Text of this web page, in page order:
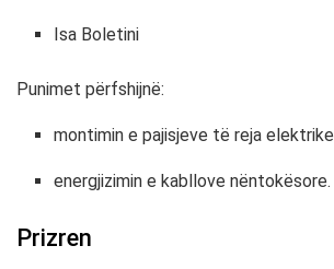
Isa Boletini
Punimet përfshijnë:
montimin e pajisjeve të reja elektrike
energjizimin e kabllove nëntokësore.
Prizren